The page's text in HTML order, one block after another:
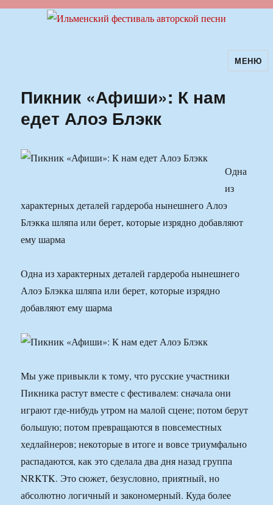
Ильменский фестиваль авторскойМЕНЮ
Пикник «Афиши»: К нам
едет Алоэ Блэкк
Одна
из
характерных деталей гардероба нынешнего Алоэ
Блэкка шляпа или берет, которые изрядно добавляют
ему шарма
Одна из характерных деталей гардероба нынешнего
Алоэ Блэкка шляпа или берет, которые изрядно
добавляют ему шарма
Мы уже привыкли к тому, что русские участники
Пикника растут вместе с фестивалем: сначала они
играют где-нибудь утром на малой сцене; потом берут
большую; потом превращаются в повсеместных
хедлайнеров; некоторые в итоге и вовсе триумфально
распадаются, как это сделала два дня назад группа
NRKTK. Это сюжет, безусловно, приятный, но
абсолютно логичный и закономерный. Куда более